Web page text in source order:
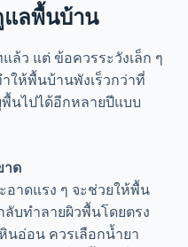
แลพื้นบ้าน
ล้ว แต่ ข้อควรระวังเล็ก ๆ
ให้พื้นบ้านพังเร็วกว่าที่
พื้นไปได้อีกหลายปีแบบ
าด
าดแรง ๆ จะช่วยให้พื้น
บทำลายผิวพื้นโดยตรง
นอ่อน ควรเลือกน้ำยา